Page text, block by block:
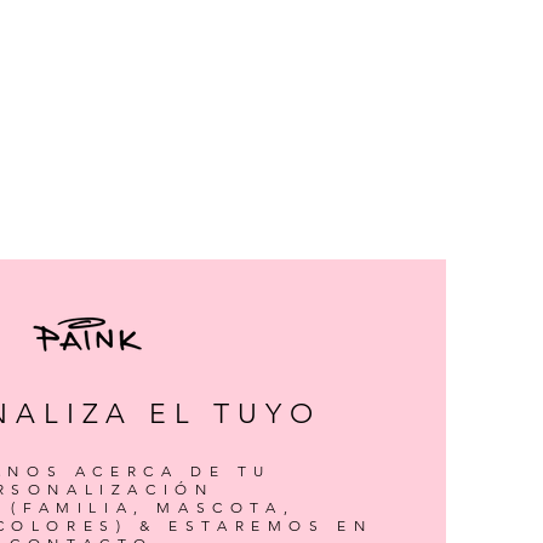
EL TUYO
ACERCA DE TU
(FAMILIA, MASCOTA,
& ESTAREMOS EN